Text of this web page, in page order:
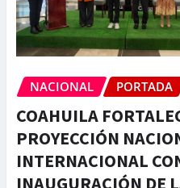
NACIONAL PORTADA
COAHUILA
PROYECCIÓN
INTERNACIONAL
INAUGURACIÓN DE